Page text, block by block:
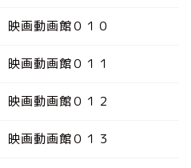
映画動画館０１０
映画動画館０１１
映画動画館０１２
映画動画館０１３